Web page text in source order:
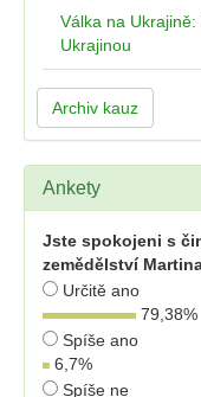
Válka na
Ukrajinou
Archiv kauz
Ankety
Jste spokojeni s
zemědělství
Určitě ano
79,38%
Spíše ano
6,7%
Spíše ne